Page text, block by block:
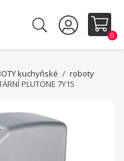
0
kuchyňské
roboty
PLUTONE 7Y15